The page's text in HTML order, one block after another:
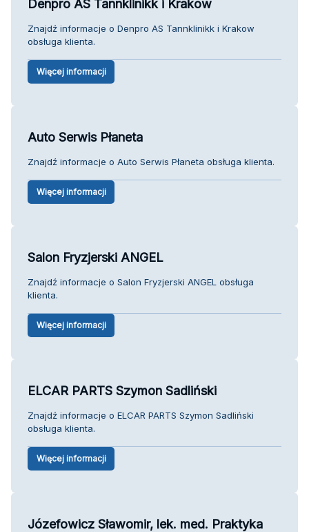
Denpro AS Tannklinikk i Krakow
Znajdź informacje o Denpro AS Tannklinikk i Krakow
obsługa klienta.
Więcej informacji
Auto Serwis Płaneta
Znajdź informacje o Auto Serwis Płaneta obsługa klienta.
Więcej informacji
Salon Fryzjerski ANGEL
Znajdź informacje o Salon Fryzjerski ANGEL obsługa
klienta.
Więcej informacji
ELCAR PARTS Szymon Sadliński
Znajdź informacje o ELCAR PARTS Szymon Sadliński
obsługa klienta.
Więcej informacji
Józefowicz Sławomir, lek. med. Praktyka